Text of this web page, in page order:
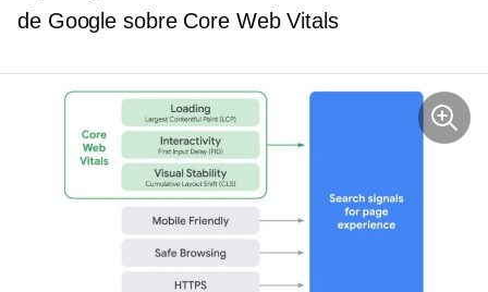
de Google sobre Core Web Vitals